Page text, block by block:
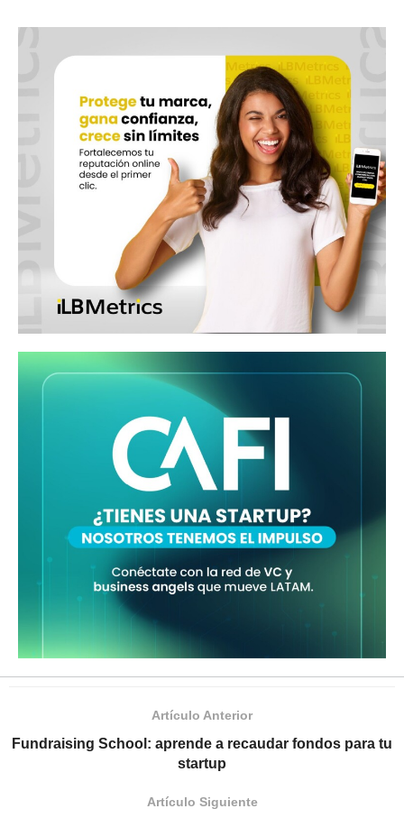
Artículo Anterior
Fundraising School: aprende a recaudar fondos para tu
startup
Artículo Siguiente